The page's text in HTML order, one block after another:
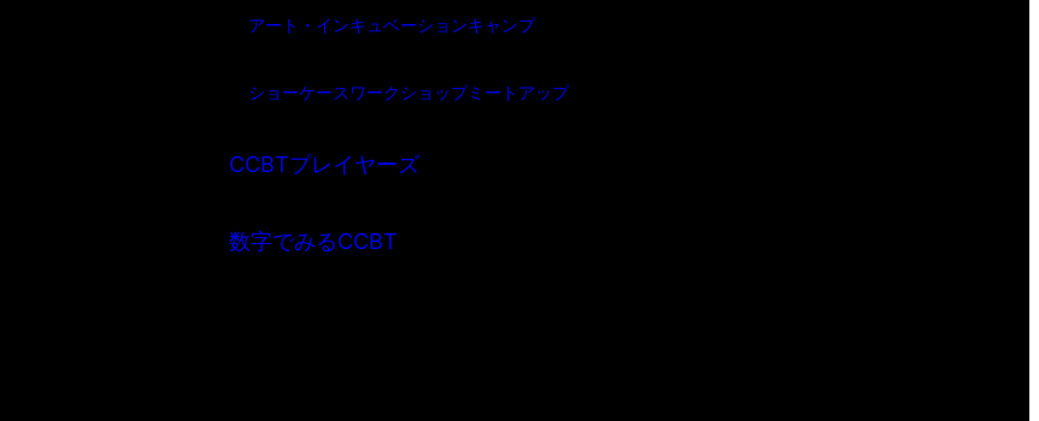
アート・インキュベーションキャンプ
ショーケースワークショップミートアップ
CCBTプレイヤーズ
数字でみるCCBT